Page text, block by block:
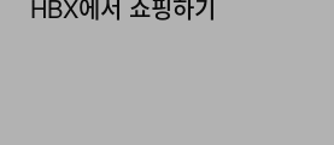
HBX에서 쇼핑하기